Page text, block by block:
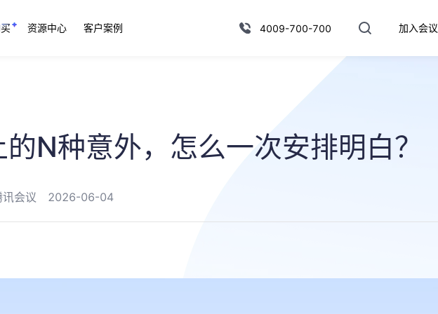
资源中心 客户案例 4009-700-700 加入会议
N种意外，怎么一次安排明白？
讯会议 2026-06-04